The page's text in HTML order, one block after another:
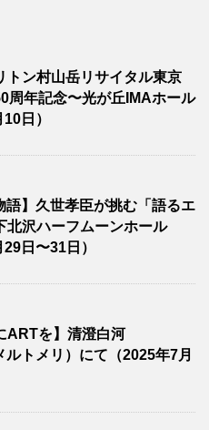
トン村山岳リサイタル東京
周年記念〜光が丘IMAホール
日）
語】久世孝臣が挑む「語るエ
北沢ハーフムーンホール
29日〜31日）
ARTを】清澄白河
ルトメリ）にて（2025年7月